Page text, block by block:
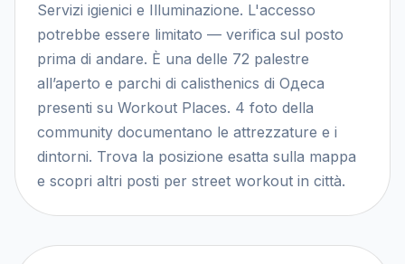
Servizi igienici e Illuminazione. L'accesso
potrebbe essere limitato — verifica sul posto
prima di andare. È una delle 72 palestre
all’aperto e parchi di calisthenics di Одеса
presenti su Workout Places. 4 foto della
community documentano le attrezzature e i
dintorni. Trova la posizione esatta sulla mappa
e scopri altri posti per street workout in città.